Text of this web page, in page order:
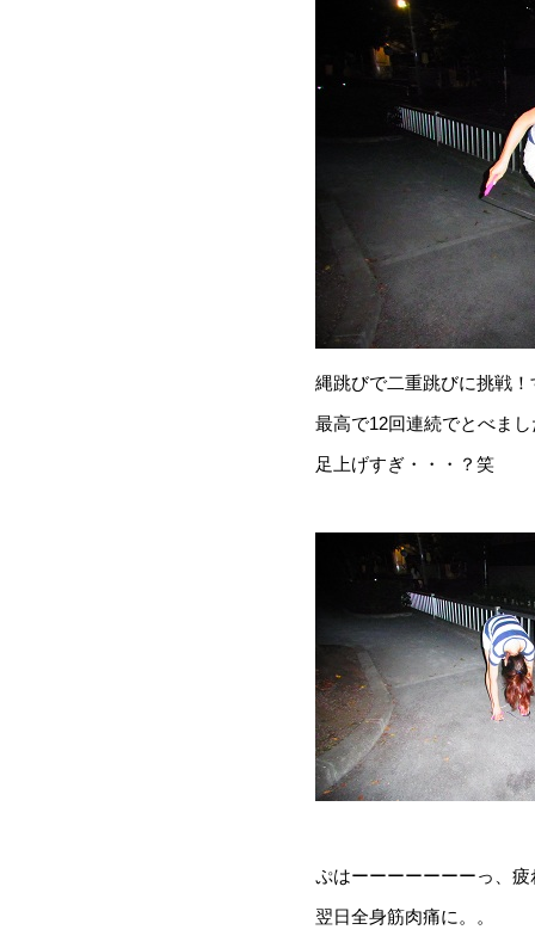
縄跳びで二重跳びに挑戦
最高で12回連続でとべま
足上げすぎ・・・？笑
ぷはーーーーーーーっ、
翌日全身筋肉痛に。。